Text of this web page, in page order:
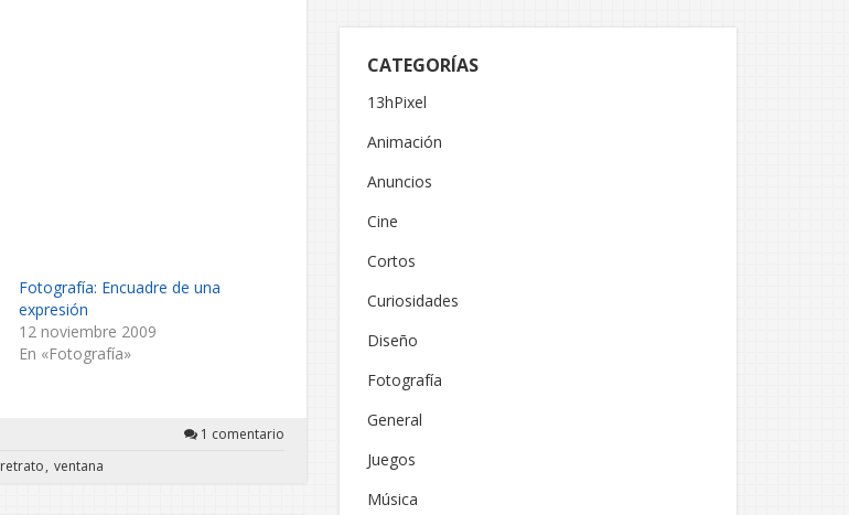
Fotografía: Encuadre de una
expresión
12 noviembre 2009
En «Fotografía»
1 comentario
retrato ventana
CATEGORÍAS
13hPixel
Animación
Anuncios
Cine
Cortos
Curiosidades
Diseño
Fotografía
General
Juegos
Música